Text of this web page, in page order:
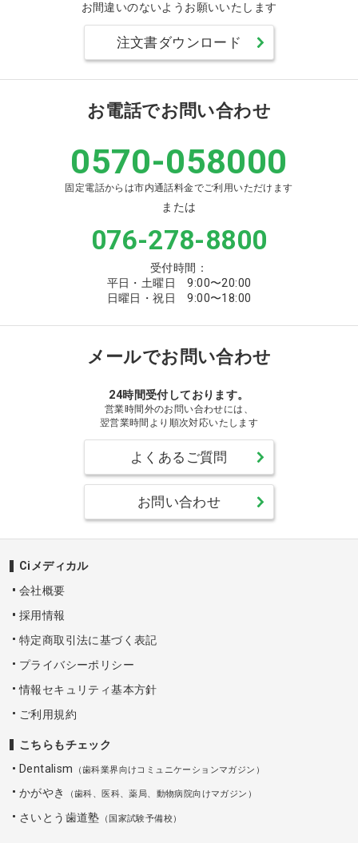
お間違いのないようお願いいたします
注文書ダウンロード
お電話でお問い合わせ
0570-058000
固定電話からは市内通話料金でご利用いただけます
または
076-278-8800
受付時間：
平日・土曜日 9:00〜20:00
日曜日・祝日 9:00〜18:00
メールでお問い合わせ
24時間受付しております。
営業時間外のお問い合わせには、
翌営業時間より順次対応いたします
よくあるご質問
お問い合わせ
Ciメディカル
会社概要
採用情報
特定商取引法に基づく表記
プライバシーポリシー
情報セキュリティ基本方針
ご利用規約
こちらもチェック
Dentalism
（歯科業界向けコミュニケーションマガジン）
かがやき （歯科、医科、薬局、動物病院向けマガジン）
さいとう歯道塾 （国家試験予備校）